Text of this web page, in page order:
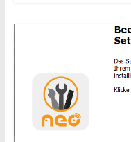
o
k